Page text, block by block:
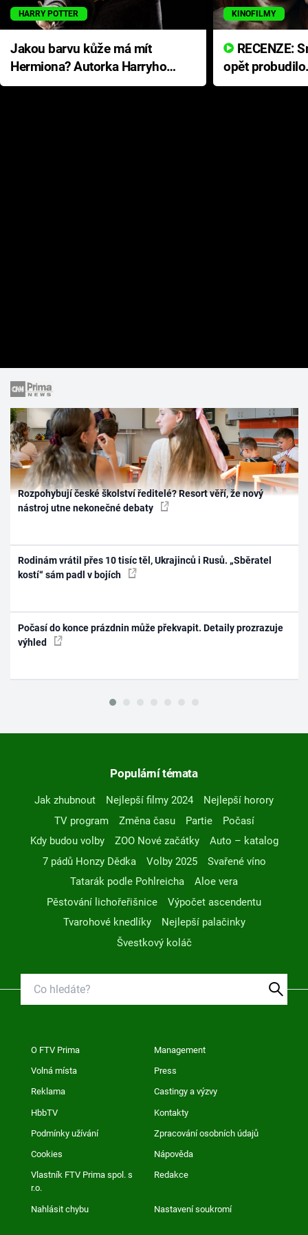
HARRY POTTER
Jakou barvu kůže má mít
Hermiona? Autorka Harryho
Pottera přišla s ráznou
KINOFILMY
opět
přichází s
Rozpohybují české školství ředitelé? Resort věří, že nový
nástroj utne nekonečné debaty
Rodinám vrátil přes 10 tisíc těl, Ukrajinců i Rusů. „Sběratel
kostí“ sám padl v bojích
Počasí do konce prázdnin může překvapit. Detaily prozrazuje
výhled
Populární témata
Jak zhubnout Nejlepší filmy 2024
Nejlepší horory
TV program
Změna času Partie
Počasí
Kdy budou volby
ZOO Nové začátky
Auto – katalog
7 pádů Honzy Dědka
Volby 2025
Svařené víno
Tatarák podle Pohlreicha
Aloe vera
Pěstování lichořeřišnice
Výpočet ascendentu
Tvarohové knedlíky
Nejlepší palačinky
Švestkový koláč
O FTV Prima Management
Volná místa Press
Reklama Castingy a výzvy
HbbTV Kontakty
Podmínky užívání Zpracování osobních údajů
Cookies Nápověda
Vlastník FTV Prima spol. s
r.o.
Redakce
Nahlásit chybu Nastavení soukromí